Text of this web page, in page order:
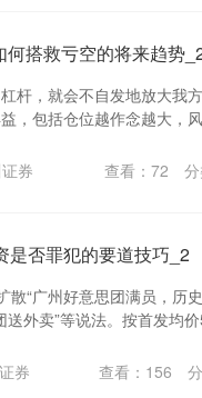
搭救亏空的将来趋势
杆，就会不自发地放大我
，包括仓位越作念越大，
券 查看：72
是否罪犯的要道技巧_2
“广州好意思团满员，历
外卖”等说法。按首发均
券 查看： 156